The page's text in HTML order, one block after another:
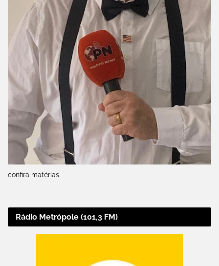
confira matérias
Rádio Metrópole (101,3 FM)